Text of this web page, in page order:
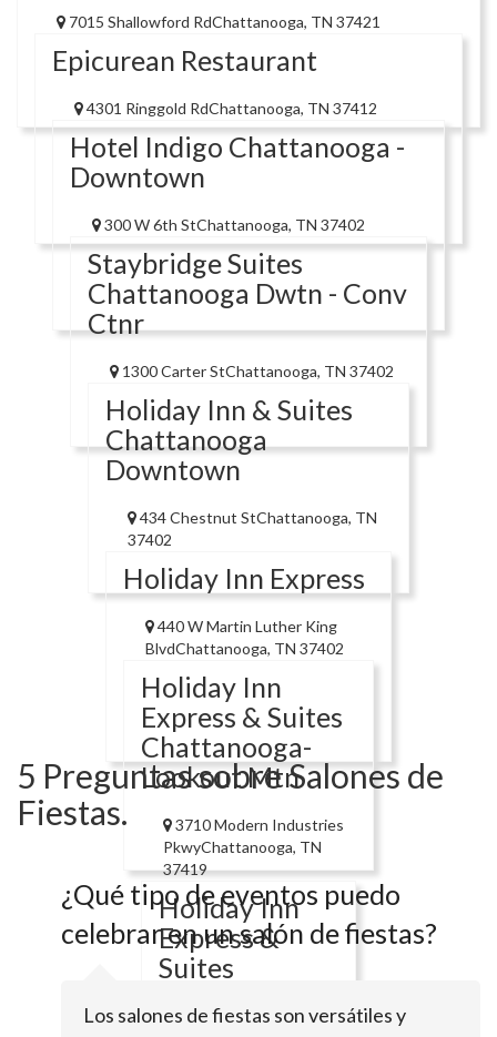
7015 Shallowford RdChattanooga, TN 37421
Epicurean Restaurant
4301 Ringgold RdChattanooga, TN 37412
Hotel Indigo Chattanooga -
Downtown
300 W 6th StChattanooga, TN 37402
Staybridge Suites
Chattanooga Dwtn - Conv
Ctnr
1300 Carter StChattanooga, TN 37402
Holiday Inn & Suites
Chattanooga
Downtown
434 Chestnut StChattanooga, TN
37402
Holiday Inn Express
440 W Martin Luther King
BlvdChattanooga, TN 37402
Holiday Inn
Express & Suites
Chattanooga-
Lookout Mtn
3710 Modern Industries
PkwyChattanooga, TN
37419
Holiday Inn
Express &
Suites
(East Ridge)
5 Preguntas sobre Salones de
Fiestas.
¿Qué tipo de eventos puedo
celebrar en un salón de fiestas?
Los salones de fiestas son versátiles y